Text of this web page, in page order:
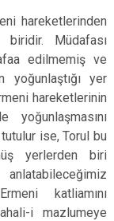
hareketlerinden
Müdafası
edilmemiş ve
yer
hareketlerinin
ise, Torul bu
yerlerden biri
katliamını
i mazlumeye